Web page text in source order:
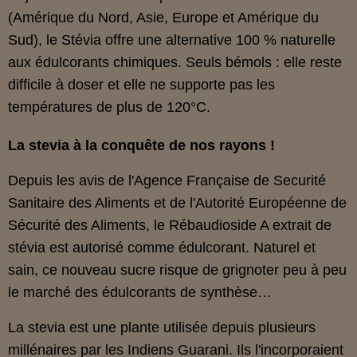
(Amérique du Nord, Asie, Europe et Amérique du
Sud), le Stévia offre une alternative 100 % naturelle
aux édulcorants chimiques. Seuls bémols : elle reste
difficile à doser et elle ne supporte pas les
températures de plus de 120°C.
La stevia à la conquête de nos rayons !
Depuis les avis de l'Agence Française de Securité
Sanitaire des Aliments et de l'Autorité Européenne de
Sécurité des Aliments, le Rébaudioside A extrait de
stévia est autorisé comme édulcorant. Naturel et
sain, ce nouveau sucre risque de grignoter peu à peu
le marché des édulcorants de synthèse…
La stevia est une plante utilisée depuis plusieurs
millénaires par les Indiens Guarani. Ils l'incorporaient